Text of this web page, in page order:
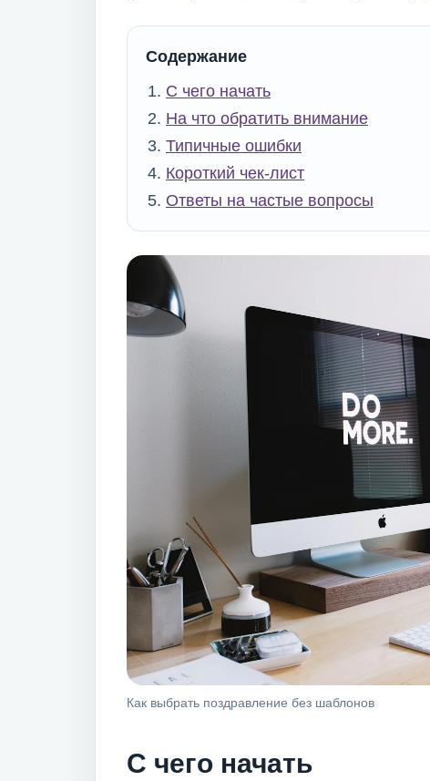
Содержание
С чего начать
На что обратить внимание
Типичные ошибки
Короткий чек-лист
Ответы на частые вопросы
Как выбрать поздравление без шаблонов
С чего начать